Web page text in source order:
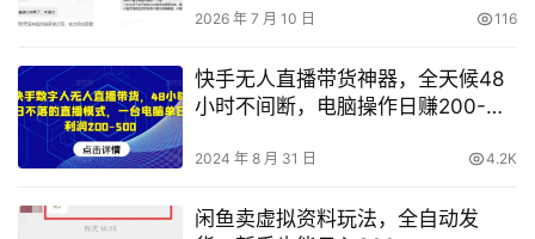
2026 年 7 月 10 日 116
快手无人直播带货神器，全天候48
小时不间断，电脑操作日赚200-
2024 年 8 月 31 日 4.2K
闲鱼卖虚拟资料玩法，全自动发